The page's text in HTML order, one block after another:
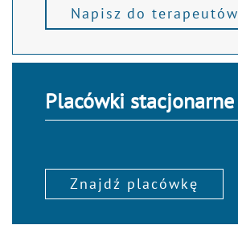
Napisz do terapeutów
Placówki stacjonarne
Znajdź placówkę